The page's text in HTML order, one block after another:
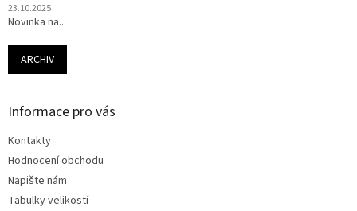
23.10.2025
Novinka na...
ARCHIV
Informace pro vás
Kontakty
Hodnocení obchodu
Napište nám
Tabulky velikostí